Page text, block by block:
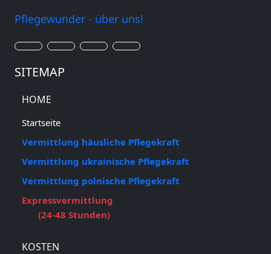
Pflegewunder - über uns!
SITEMAP
HOME
Startseite
Vermittlung häusliche Pflegekraft
Vermittlung ukrainische Pflegekraft
Vermittlung polnische Pflegekraft
Expressvermittlung
(24-48 Stunden)
KOSTEN